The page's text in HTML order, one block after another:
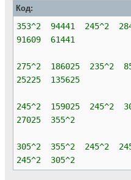
Код:
353^2 94441 245^2
91609 61441
275^2 186025 235^2
25225 135625
245^2 159025 245^2
27025 355^2
305^2 355^2 245^2
245^2 305^2